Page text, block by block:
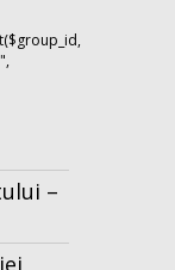
–